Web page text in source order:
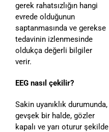
gerek rahatsızlığın hangi
evrede olduğunun
saptanmasında ve gerekse
tedavinin izlenmesinde
oldukça değerli bilgiler
verir.
EEG nasıl çekilir?
Sakin uyanıklık durumunda,
gevşek bir halde, gözler
kapalı ve yarı oturur şekilde